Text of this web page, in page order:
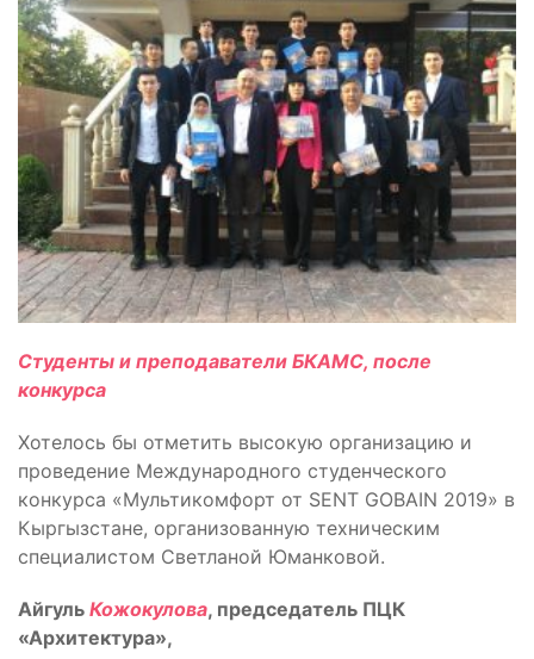
Студенты и преподаватели БКАМС, после
конкурса
Хотелось бы отметить высокую организацию и
проведение Международного студенческого
конкурса «Мультикомфорт от SENT GOBAIN 2019» в
Кыргызстане, организованную техническим
специалистом Светланой Юманковой.
Айгуль Кожокулова, председатель ПЦК
«Архитектура»,